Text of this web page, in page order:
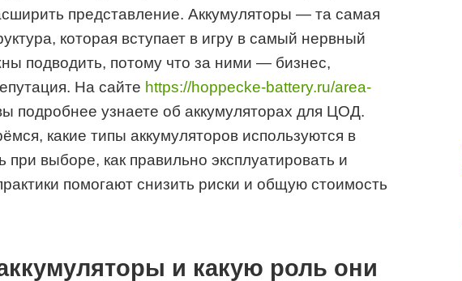
представление. Аккумуляторы — та самая
которая вступает в игру в самый нервный
подводить, потому что за ними — бизнес,
На сайте https://hoppecke-battery.ru/area-
подробнее узнаете об аккумуляторах для ЦОД.
какие типы аккумуляторов используются в
выборе, как правильно эксплуатировать и
помогают снизить риски и общую стоимость
и какую роль они